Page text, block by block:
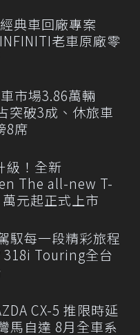
典車回廠專案
老車原廠零
市場3.86萬輛
突破3成、休旅車
8席
級！全新
The all-new T-
元起正式上市
馭每一段精彩旅程
318i Touring全台
CX-5 推限時延
馬自達 8月全車系